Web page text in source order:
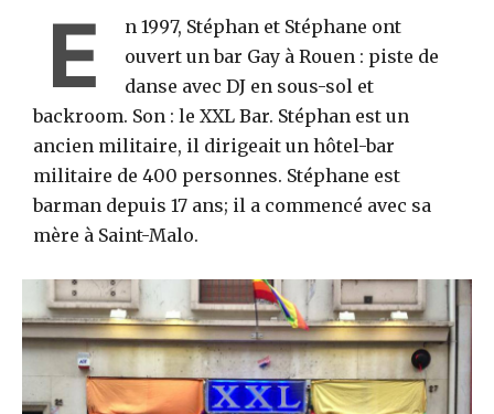
E
n 1997, Stéphan et Stéphane ont
ouvert un bar Gay à Rouen : piste de
danse avec DJ en sous-sol et
backroom. Son : le XXL Bar. Stéphan est un
ancien militaire, il dirigeait un hôtel-bar
militaire de 400 personnes. Stéphane est
barman depuis 17 ans; il a commencé avec sa
mère à Saint-Malo.